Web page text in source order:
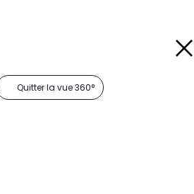
Quitter la vue 360°